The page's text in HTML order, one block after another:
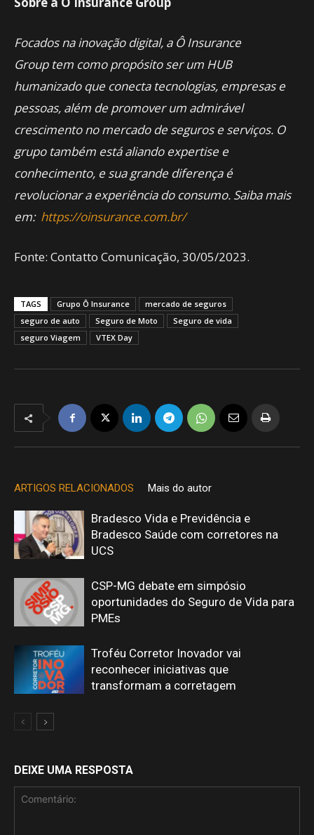
Focados na inovação digital, a Ô Insurance
Group tem como propósito ser um HUB
humanizado que conecta tecnologias, empresas e
pessoas, além de promover um admirável
crescimento no mercado de seguros e serviços. O
grupo também está aliando expertise e
conhecimento, e sua grande diferença é
revolucionar a experiência do consumo. Saiba mais
em: https://oinsurance.com.br/
Fonte: Contatto Comunicação, 30/05/2023.
TAGS Grupo Ô Insurance
mercado de seguros
seguro de auto
Seguro de Moto
Seguro de vida
seguro Viagem
VTEX Day
ARTIGOS RELACIONADOS Mais do autor
Bradesco Vida e Previdência e
Bradesco Saúde com corretores na
UCS
CSP-MG debate em simpósio
oportunidades do Seguro de Vida para
PMEs
Troféu Corretor Inovador vai
reconhecer iniciativas que
transformam a corretagem
DEIXE UMA RESPOSTA